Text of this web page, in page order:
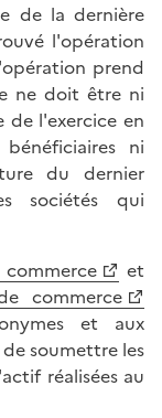
de la dernière
l'opération
prend
ne doit être ni
l'exercice en
ni
du dernier
sociétés qui
et
commerce
et aux
soumettre les
réalisées au